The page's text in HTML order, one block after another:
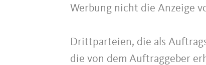
Werbung nicht die Anzeige
Drittparteien, die als
die von dem Auftraggeber